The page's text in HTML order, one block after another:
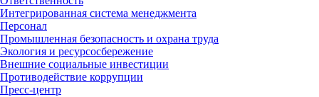
Интегрированная система менеджмента
Персонал
Промышленная безопасность и охрана труда
Экология и ресурсосбережение
Внешние социальные инвестиции
Противодействие коррупции
Пресс-центр